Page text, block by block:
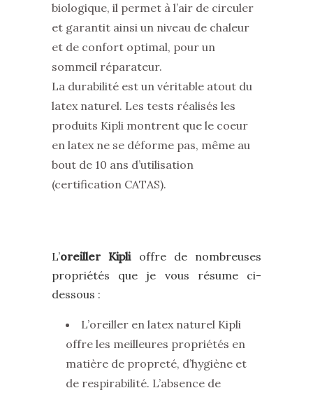
biologique, il permet à l’air de circuler
et garantit ainsi un niveau de chaleur
et de confort optimal, pour un
sommeil réparateur.
La durabilité est un véritable atout du
latex naturel. Les tests réalisés les
produits Kipli montrent que le coeur
en latex ne se déforme pas, même au
bout de 10 ans d’utilisation
(certification CATAS).
L’oreiller Kiplioffre de nombreuses
propriétés que je vous résume ci-
dessous :
L’oreiller en latex naturel Kipli
offre les meilleures propriétés en
matière de propreté, d’hygiène et
de respirabilité. L’absence de